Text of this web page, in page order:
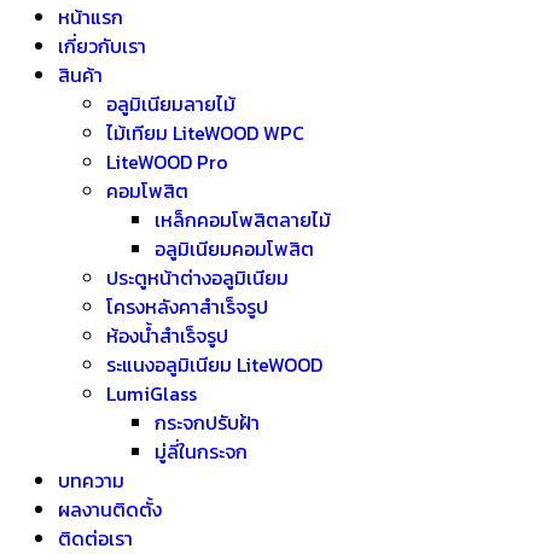
หน้าแรก
เกี่ยวกับเรา
สินค้า
อลูมิเนียมลายไม้
ไม้เทียม LiteWOOD WPC
LiteWOOD Pro
คอมโพสิต
เหล็กคอมโพสิตลายไม้
อลูมิเนียมคอมโพสิต
ประตูหน้าต่างอลูมิเนียม
โครงหลังคาสำเร็จรูป
ห้องน้ำสำเร็จรูป
ระแนงอลูมิเนียม LiteWOOD
LumiGlass
กระจกปรับฝ้า
มู่ลี่ในกระจก
บทความ
ผลงานติดตั้ง
ติดต่อเรา